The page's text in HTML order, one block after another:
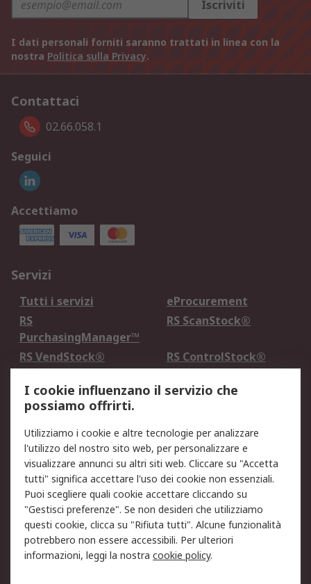
Iscriviti
I dati personali forniti saranno trattati in linea con la
nostra Politica sulla Privacy.
Contattaci
02.66.058.1
Seguici
Accettiamo
Servizi
Tutti i servizi
eProcurement
RS
PurchasingManager™
RS ScanStock®
RS VendStock®
RS ControlStock®
Legale
Informativa Cookie
Informativa Privacy -
Aggiornata
Email Security
Termini d'uso
Condizioni di vendita
Condizioni generali di
servizio
Etica e responsabilità
Chi Siamo
I cookie influenzano il servizio che
possiamo offrirti.
Utilizziamo i cookie e altre tecnologie per analizzare
l'utilizzo del nostro sito web, per personalizzare e
visualizzare annunci su altri siti web. Cliccare su "Accetta
tutti" significa accettare l'uso dei cookie non essenziali.
Puoi scegliere quali cookie accettare cliccando su
"Gestisci preferenze". Se non desideri che utilizziamo
questi cookie, clicca su "Rifiuta tutti". Alcune funzionalità
potrebbero non essere accessibili. Per ulteriori
informazioni, leggi la nostra cookie policy.